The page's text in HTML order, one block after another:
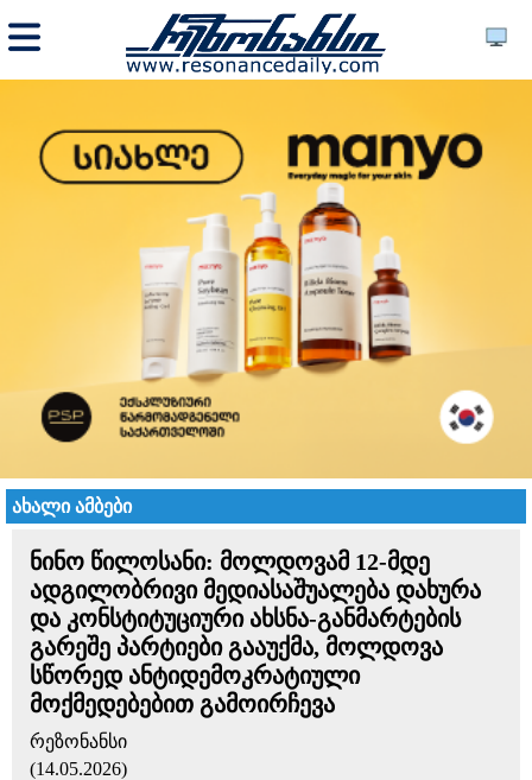
ახალი ამბები
ნინო წილოსანი: მოლდოვამ 12-მდე
ადგილობრივი მედიასაშუალება დახურა
და კონსტიტუციური ახსნა-განმარტების
გარეშე პარტიები გააუქმა, მოლდოვა
სწორედ ანტიდემოკრატიული
მოქმედებებით გამოირჩევა
რეზონანსი
(14.05.2026)